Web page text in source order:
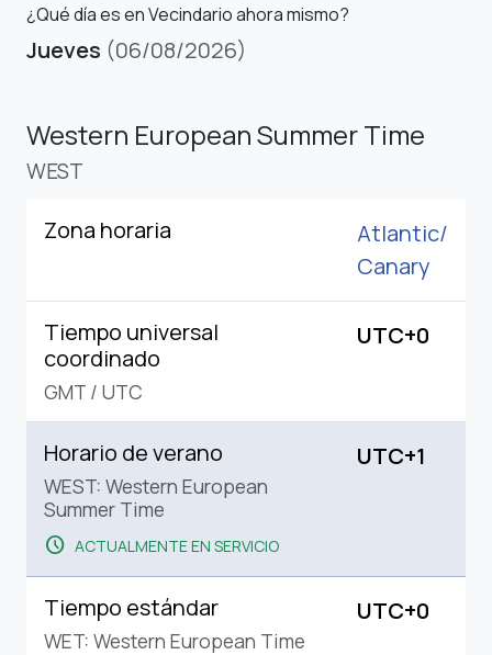
¿Qué día es en Vecindario ahora mismo?
Jueves (06/08/2026)
Western European Summer Time
WEST
Zona horaria
Atlantic/
Canary
Tiempo universal
coordinado
GMT / UTC
UTC+0
Horario de verano
WEST: Western European
Summer Time
schedule ACTUALMENTE EN SERVICIO
UTC+1
Tiempo estándar
WET: Western European Time
UTC+0